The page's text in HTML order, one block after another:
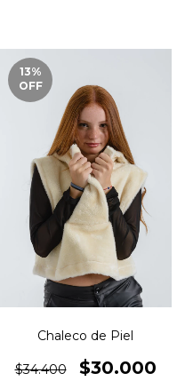
13%
OFF
Chaleco de Piel
$34.400 $30.000